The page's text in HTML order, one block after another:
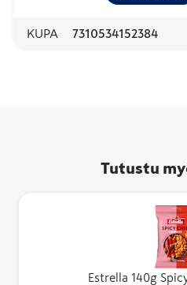
KUPA 7310534152384
Tutustu
Estrella 140g